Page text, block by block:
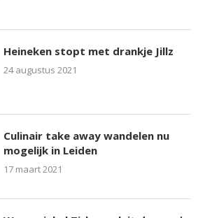
Heineken stopt met drankje Jillz
24 augustus 2021
Culinair take away wandelen nu
mogelijk in Leiden
17 maart 2021